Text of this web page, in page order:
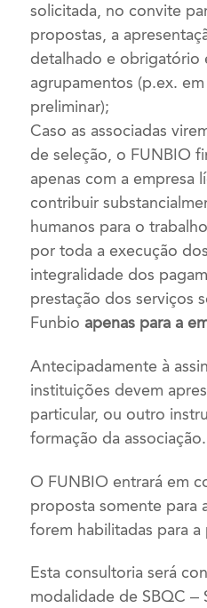
solicitada, no convite
propostas, a
detalhado e obrigatório
agrupamentos (p.ex.
preliminar);
Caso as associadas
de seleção, o FUNBIO
apenas com a empresa
contribuir
humanos para o
por toda a execução
integralidade dos
prestação dos serviços
Funbio apenas para a
Antecipadamente à
instituições devem
particular, ou outro
formação da associação.
O FUNBIO entrará em
proposta somente para
forem habilitadas para a
Esta consultoria será
modalidade de SBQC –